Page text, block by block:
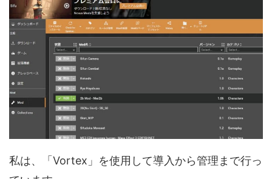
私は、「Vortex」を使用して導入から管理まで行っ